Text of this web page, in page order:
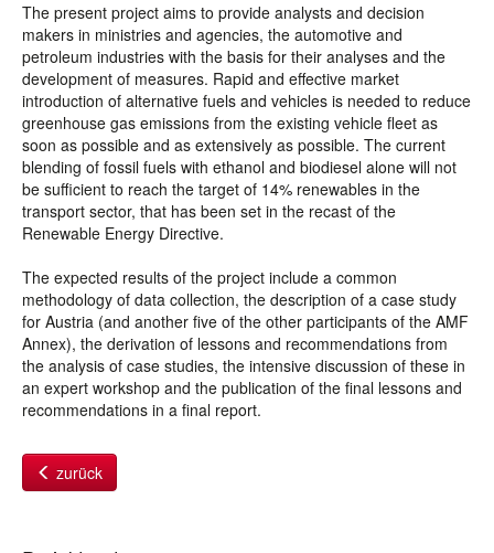
The present project aims to provide analysts and decision
makers in ministries and agencies, the automotive and
petroleum industries with the basis for their analyses and the
development of measures. Rapid and effective market
introduction of alternative fuels and vehicles is needed to reduce
greenhouse gas emissions from the existing vehicle fleet as
soon as possible and as extensively as possible. The current
blending of fossil fuels with ethanol and biodiesel alone will not
be sufficient to reach the target of 14% renewables in the
transport sector, that has been set in the recast of the
Renewable Energy Directive.
The expected results of the project include a common
methodology of data collection, the description of a case study
for Austria (and another five of the other participants of the AMF
Annex), the derivation of lessons and recommendations from
the analysis of case studies, the intensive discussion of these in
an expert workshop and the publication of the final lessons and
recommendations in a final report.
zurück